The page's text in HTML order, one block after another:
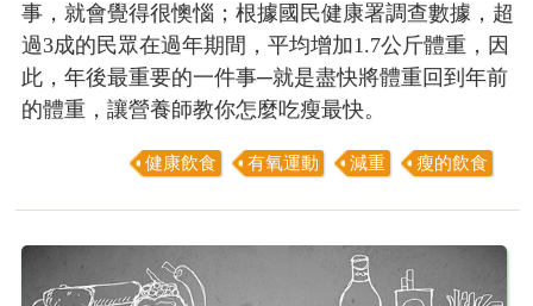
事，就會覺得很懊惱；根據國民健康署調查數據，超
過3成的民眾在過年期間，平均增加1.7公斤體重，因
此，年後最重要的一件事─就是盡快將體重回到年前
的體重，讓營養師教你怎麼吃瘦最快。
健康飲食 有氧運動 減重 瘦的飲食